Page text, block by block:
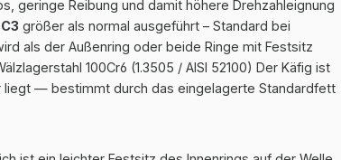
geringe Reibung und damit höhere Drehzahleignung
C3 größer als normal ausgeführt – Standard bei
als der Außenring oder beide Ringe mit Festsitz
100Cr6 (1.3505 / AISI 52100) Der Käfig ist
liegt — bestimmt durch das eingelagerte Standardfett